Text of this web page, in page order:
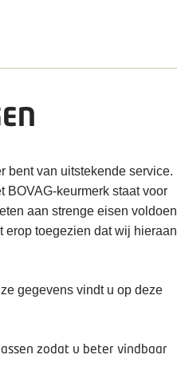
bent van uitstekende service.
BOVAG-keurmerk staat voor
aan strenge eisen voldoen
erop toegezien dat wij hieraan
gegevens vindt u op deze
zodat u beter vindbaar